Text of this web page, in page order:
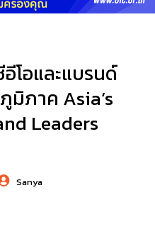
โอและแบรนด์
มิภาค Asia’s
Leaders
Sanya